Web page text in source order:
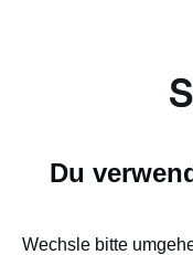
Du
Wechsle bitte